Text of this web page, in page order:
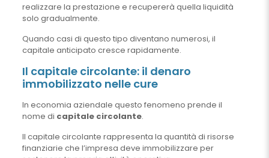
realizzare la prestazione e recupererà quella liquidità
solo gradualmente.
Quando casi di questo tipo diventano numerosi, il
capitale anticipato cresce rapidamente.
Il capitale circolante: il denaro
immobilizzato nelle cure
In economia aziendale questo fenomeno prende il
nome di capitale circolante.
Il capitale circolante rappresenta la quantità di risorse
finanziarie che l’impresa deve immobilizzare per